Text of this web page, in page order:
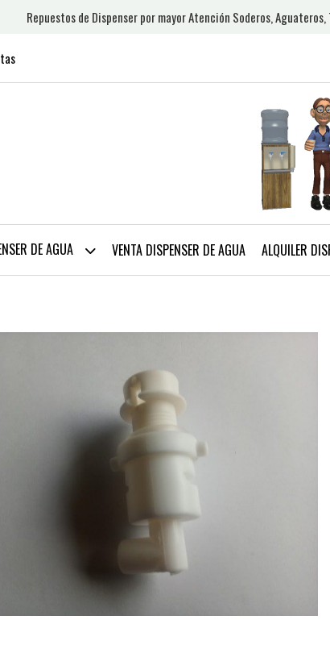
Repuestos de Dispenser por mayor Atención Soderos,
DE AGUA VENTA DISPENSER DE AGUA ALQUILER